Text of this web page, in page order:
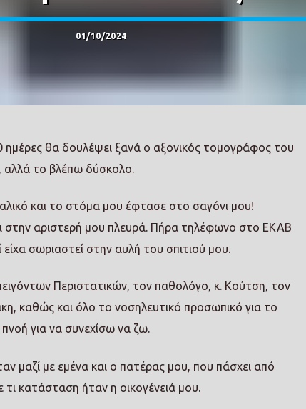
01/10/2024
θα δουλέψει ξανά ο αξονικός τομογράφος του
αλλά το βλέπω δύσκολο.
και το στόμα μου έφτασε στο σαγόνι μου!
στην αριστερή μου πλευρά. Πήρα τηλέφωνο στο ΕΚΑΒ
σωριαστεί στην αυλή του σπιτιού μου.
Περιστατικών, τον παθολόγο, κ. Κούτση, τον
καθώς και όλο το νοσηλευτικό προσωπικό για το
για να συνεχίσω να ζω.
μαζί με εμένα και ο πατέρας μου, που πάσχει από
κατάσταση ήταν η οικογένειά μου.